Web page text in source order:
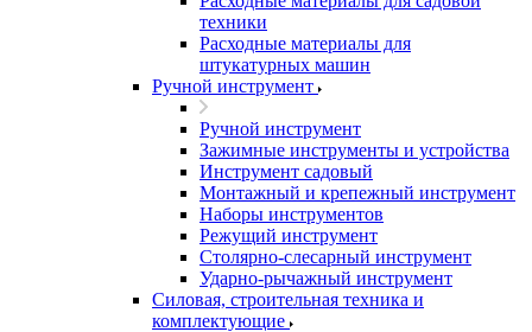
техники
Расходные материалы для
штукатурных машин
Ручной инструмент
Ручной инструмент
Зажимные инструменты и устройства
Инструмент садовый
Монтажный и крепежный инструмент
Наборы инструментов
Режущий инструмент
Столярно-слесарный инструмент
Ударно-рычажный инструмент
Силовая, строительная техника и
комплектующие